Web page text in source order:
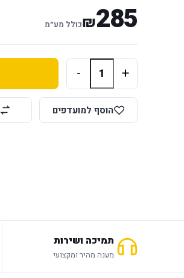
285
₪כולל מע״מ
+
-
הוסף למועדפים
תמיכה ושירות
מענה מהיר ומקצועי